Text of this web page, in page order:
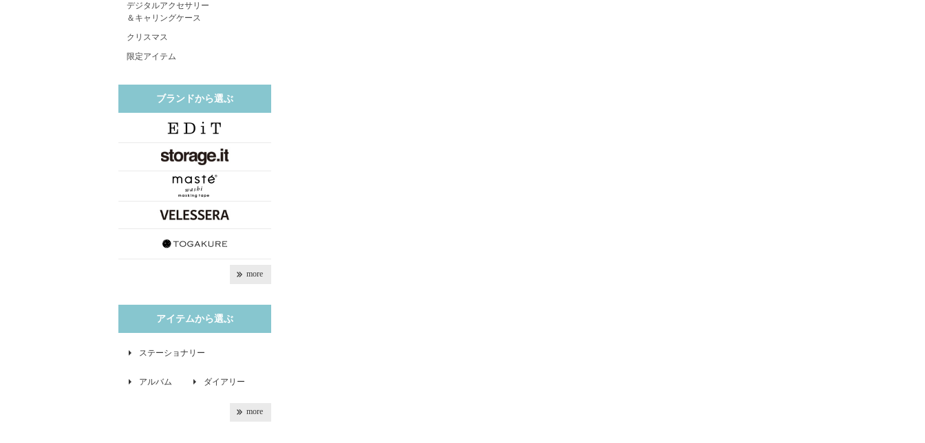
デジタルアクセサリー
＆キャリングケース
クリスマス
限定アイテム
ブランドから選ぶ
more
アイテムから選ぶ
ステーショナリー
アルバム ダイアリー
more